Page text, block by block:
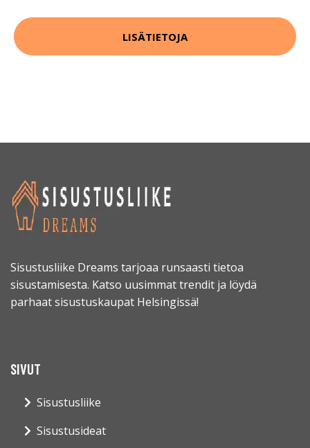
LISÄTIETOJA
Sisustusliike Dreams tarjoaa runsaasti tietoa
sisustamisesta. Katso uusimmat trendit ja löydä
parhaat sisustuskaupat Helsingissä!
SIVUT
Sisustusliike
Sisustusideat